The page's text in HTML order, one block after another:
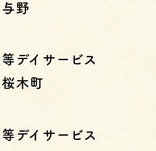
野
デイサービス
桜木町
デイサービス